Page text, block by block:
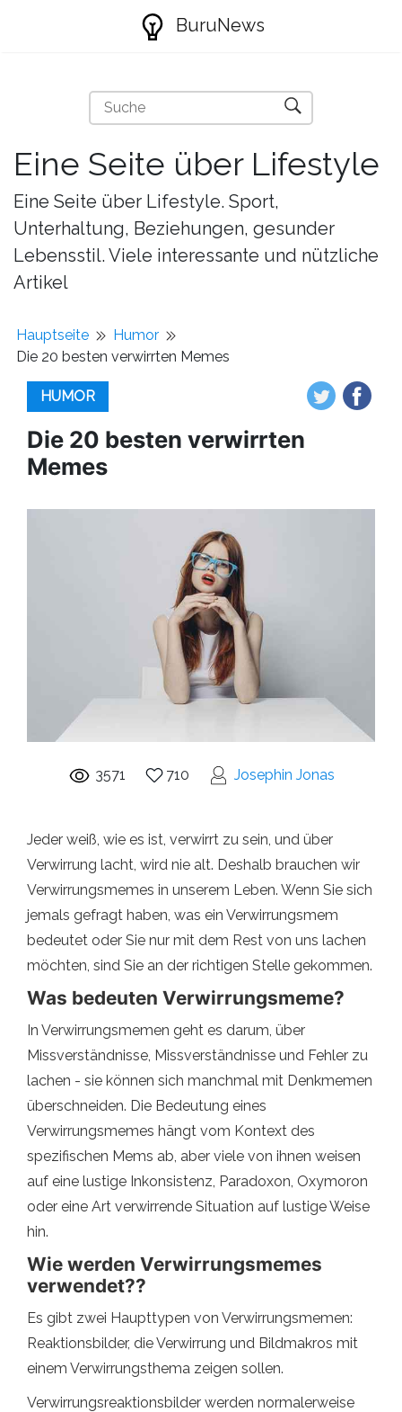
BuruNews
Eine Seite über Lifestyle
Eine Seite über Lifestyle. Sport,
Unterhaltung, Beziehungen, gesunder
Lebensstil. Viele interessante und nützliche
Artikel
Hauptseite
Humor
Die 20 besten verwirrten Memes
HUMOR
Die 20 besten verwirrten
Memes
3571 710 Josephin Jonas
Jeder weiß, wie es ist, verwirrt zu sein, und über
Verwirrung lacht, wird nie alt. Deshalb brauchen wir
Verwirrungsmemes in unserem Leben. Wenn Sie sich
jemals gefragt haben, was ein Verwirrungsmem
bedeutet oder Sie nur mit dem Rest von uns lachen
möchten, sind Sie an der richtigen Stelle gekommen.
Was bedeuten Verwirrungsmeme?
In Verwirrungsmemen geht es darum, über
Missverständnisse, Missverständnisse und Fehler zu
lachen - sie können sich manchmal mit Denkmemen
überschneiden. Die Bedeutung eines
Verwirrungsmemes hängt vom Kontext des
spezifischen Mems ab, aber viele von ihnen weisen
auf eine lustige Inkonsistenz, Paradoxon, Oxymoron
oder eine Art verwirrende Situation auf lustige Weise
hin.
Wie werden Verwirrungsmemes
verwendet??
Es gibt zwei Haupttypen von Verwirrungsmemen:
Reaktionsbilder, die Verwirrung und Bildmakros mit
einem Verwirrungsthema zeigen sollen.
Verwirrungsreaktionsbilder werden normalerweise